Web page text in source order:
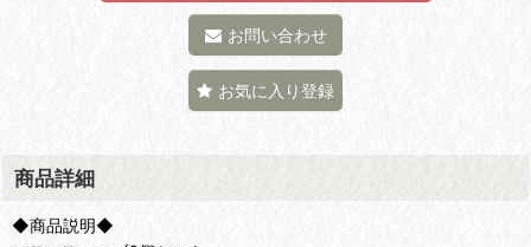
お問い合わせ
お気に入り登録
商品詳細
◆商品説明◆